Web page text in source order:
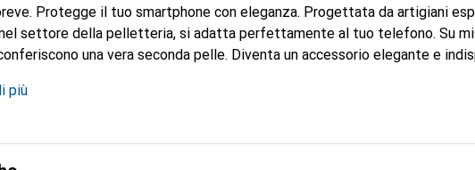
Protegge il tuo smartphone con eleganza. Progettata da artigiani
settore della pelletteria, si adatta perfettamente al tuo telefono. Su
una vera seconda pelle. Diventa un accessorio elegante e
per una clientela esigente.
più